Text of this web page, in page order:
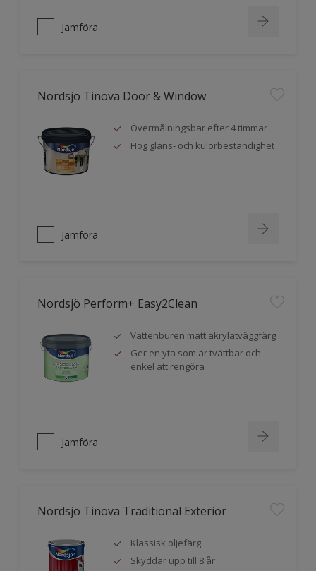
Jämföra
Nordsjö Tinova Door & Window
Övermålningsbar efter 4 timmar
Hög glans- och kulörbeständighet
Jämföra
Nordsjö Perform+ Easy2Clean
Vattenburen matt akrylatväggfärg
Ger en yta som är tvättbar och
enkel att rengöra
Jämföra
Nordsjö Tinova Traditional Exterior
Klassisk oljefärg
Skyddar upp till 8 år